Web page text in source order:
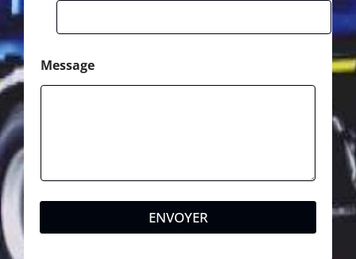
Message
ENVOYER